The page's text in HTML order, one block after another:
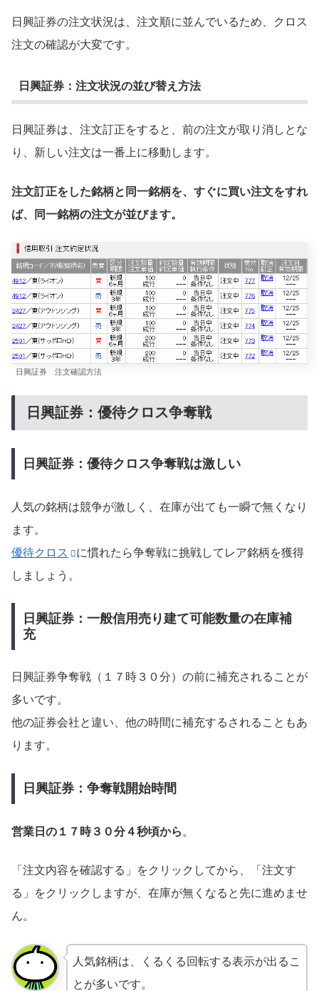
日興証券の注文状況は、注文順に並んでいるため、クロス
注文の確認が大変です。
日興証券：注文状況の並び替え方法
日興証券は、注文訂正をすると、前の注文が取り消しとな
り、新しい注文は一番上に移動します。
注文訂正をした銘柄と同一銘柄を、すぐに買い注文をすれ
ば、同一銘柄の注文が並びます。
日興証券 注文確認方法
日興証券：優待クロス争奪戦
日興証券：優待クロス争奪戦は激しい
人気の銘柄は競争が激しく、在庫が出ても一瞬で無くなり
ます。
優待クロス
に慣れたら争奪戦に挑戦してレア銘柄を獲得
しましょう。
日興証券：一般信用売り建て可能数量の在庫補
充
日興証券争奪戦（１７時３０分）の前に補充されることが
多いです。
他の証券会社と違い、他の時間に補充するされることもあ
ります。
日興証券：争奪戦開始時間
営業日の１７時３０分４秒頃から 。
「注文内容を確認する」をクリックしてから、「注文す
る」をクリックしますが、在庫が無くなると先に進めませ
ん。
人気銘柄は、くるくる回転する表示が出るこ
とが多いです。